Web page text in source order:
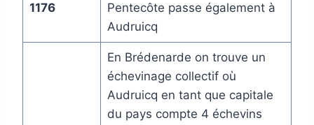
1176
Pentecôte passe également à
Audruicq
En Brédenarde on trouve un
échevinage collectif où
Audruicq en tant que capitale
du pays compte 4 échevins